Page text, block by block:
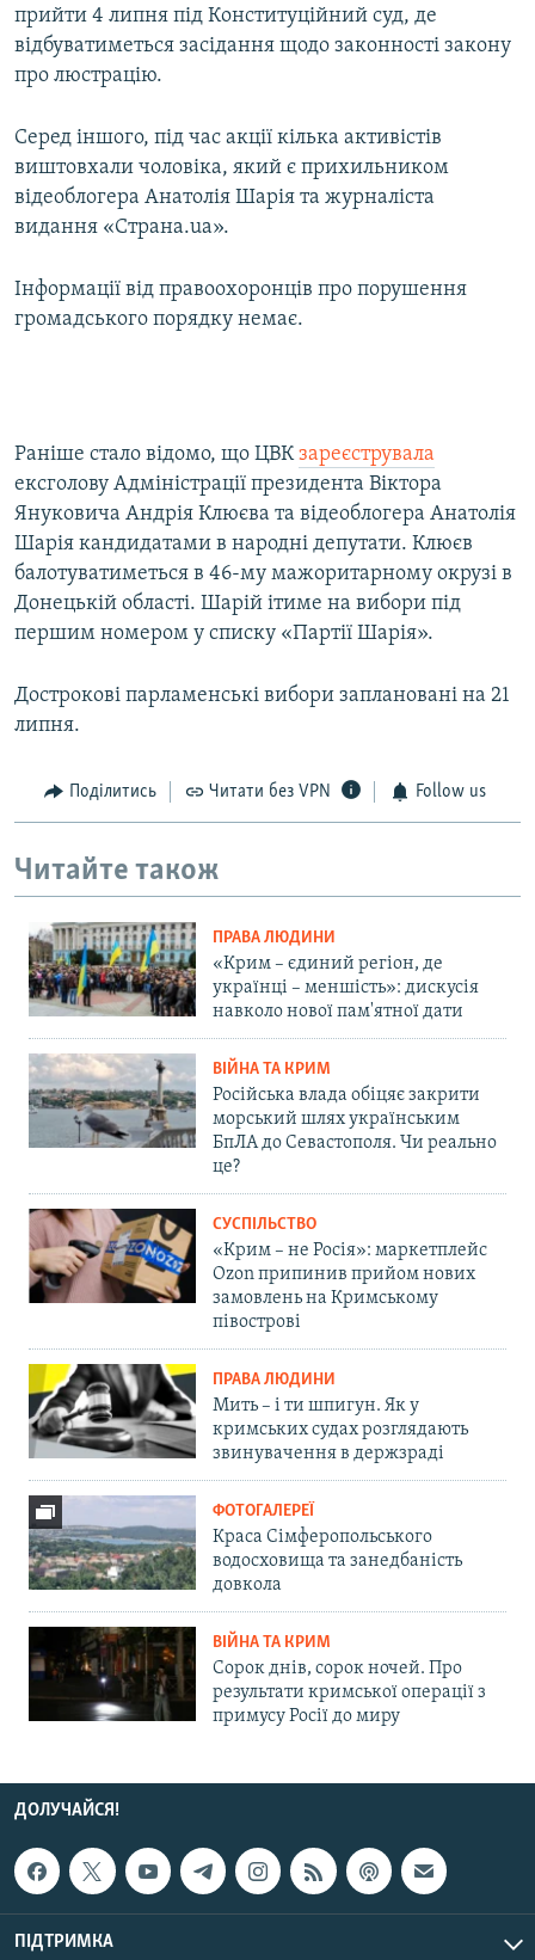
прийти 4 липня під Конституційний суд, де
відбуватиметься засідання щодо законності закону
про люстрацію.
Серед іншого, під час акції кілька активістів
виштовхали чоловіка, який є прихильником
відеоблогера Анатолія Шарія та журналіста
видання «Страна.ua».
Інформації від правоохоронців про порушення
громадського порядку немає.
Раніше стало відомо, що ЦВКзареєструвала
ексголову Адміністрації президента Віктора
Януковича Андрія Клюєва та відеоблогера Анатолія
Шарія кандидатами в народні депутати. Клюєв
балотуватиметься в 46-му мажоритарному окрузі в
Донецькій області. Шарій ітиме на вибори під
першим номером у списку «Партії Шарія».
Дострокові парламенські вибори заплановані на 21
липня.
Поділитись Читати без VPN Follow us
Читайте також
ПРАВА ЛЮДИНИ
«Крим – єдиний регіон, де
українці – меншість»: дискусія
навколо нової пам'ятної дати
ВІЙНА ТА КРИМ
Російська влада обіцяє закрити
морський шлях українським
БпЛА до Севастополя. Чи реально
це?
СУСПІЛЬСТВО
«Крим – не Росія»: маркетплейс
Ozon припинив прийом нових
замовлень на Кримському
півострові
ПРАВА ЛЮДИНИ
Мить – і ти шпигун. Як у
кримських судах розглядають
звинувачення в держзраді
ФОТОГАЛЕРЕЇ
Краса Сімферопольського
водосховища та занедбаність
довкола
ВІЙНА ТА КРИМ
Сорок днів, сорок ночей. Про
результати кримської операції з
примусу Росії до миру
ДОЛУЧАЙСЯ!
ПІДТРИМКА